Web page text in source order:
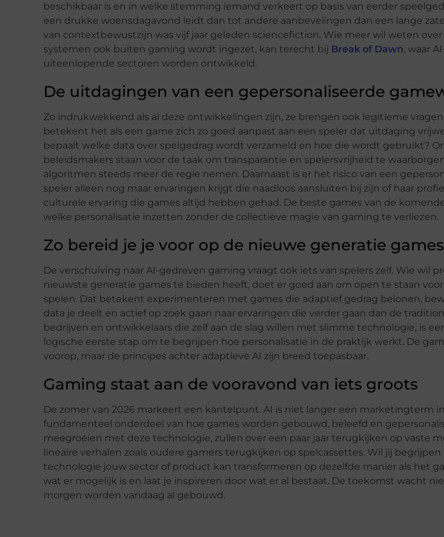
beschikbaar is en in welke stemming iemand verkeert op basis van eerder
een drukke woensdagavond leidt dan tot andere aanbevelingen dan een lange
van contextbewustzijn was vijf jaar geleden sciencefiction. Wie meer wil weten
systemen ook buiten gaming wordt ingezet, kan terecht bij Break of Dawn, waar
uiteenlopende sectoren worden ontwikkeld.
De uitdagingen van een gepersonaliseerde
Zo indrukwekkend als al deze ontwikkelingen zijn, ze brengen ook legitieme
betekent het als een game zich zo goed aanpast aan een speler dat uitdaging
bepaalt welke data over spelgedrag wordt verzameld en hoe die wordt gebruikt?
beleidsmakers staan voor de taak om transparantie en spelersvrijheid te
algoritmen steeds meer de regie nemen. Daarnaast is er het risico van een
speler alleen nog maar ervaringen krijgt die naadloos aansluiten bij zijn of haar
culturele ervaring die games altijd hebben gehad. De beste games van de
welke personalisatie inzetten zonder de collectieve magie van gaming te verliezen.
Zo bereid je je voor op de nieuwe generatie games
De verschuiving naar AI-gedreven gaming vraagt ook iets van spelers zelf. Wie wil
nieuwste generatie games te bieden heeft, doet er goed aan om open te staan
spelen. Dat betekent experimenteren met games die adaptief gedrag belonen,
data je deelt en actief op zoek gaan naar ervaringen die verder gaan dan de
bedrijven en ontwikkelaars die zelf aan de slag willen met slimme technologie, is
logische eerste stap om te begrijpen hoe personalisatie in de praktijk werkt. De
voorop, maar de principes achter adaptieve AI zijn breed toepasbaar.
Gaming staat aan de vooravond van iets groots
De zomer van 2026 markeert een kantelpunt. AI is niet langer een marketingterm
fundamenteel onderdeel van hoe games worden gebouwd, beleefd en
meegroeien met deze technologie, zullen over een paar jaar terugkijken op vaste
lineaire verhalen zoals oudere gamers terugkijken op spelcassettes. Wil jij
technologie jouw sector of product kan transformeren op dezelfde manier als het
wat er mogelijk is en laat je inspireren door wat er al bestaat. De toekomst wacht
morgen worden vandaag al gebouwd.